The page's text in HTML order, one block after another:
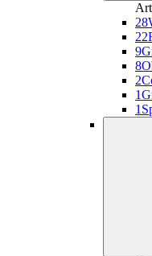
Art
28
22
9
8
2
1
1